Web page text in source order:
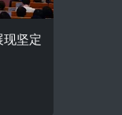
现坚定